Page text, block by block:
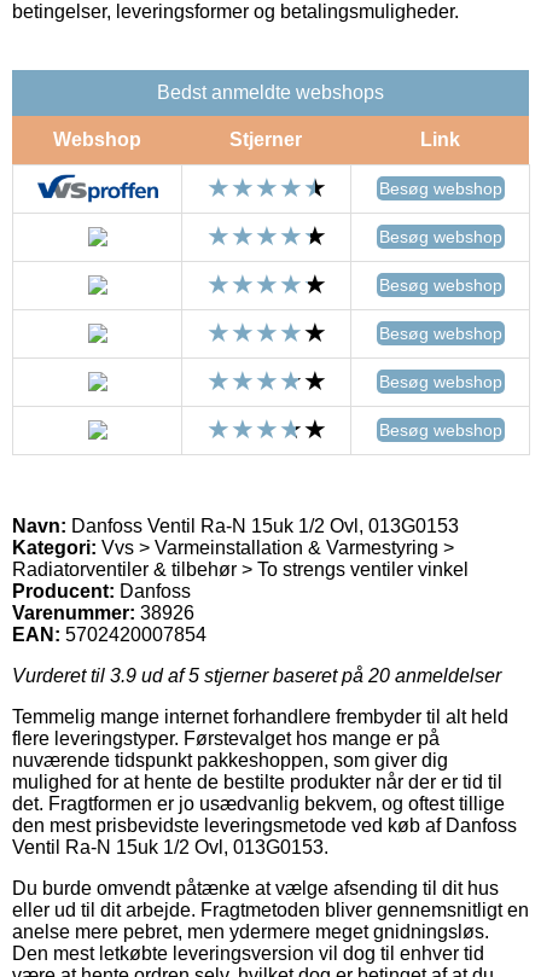
betingelser, leveringsformer og betalingsmuligheder.
Bedst anmeldte webshops
Webshop Stjerner Link
Besøg webshop
Besøg webshop
Besøg webshop
Besøg webshop
Besøg webshop
Besøg webshop
Navn: Danfoss Ventil Ra-N 15uk 1/2 Ovl, 013G0153
Kategori: Vvs > Varmeinstallation & Varmestyring >
Radiatorventiler & tilbehør > To strengs ventiler vinkel
Producent: Danfoss
Varenummer: 38926
EAN: 5702420007854
Vurderet til 3.9 ud af 5 stjerner baseret på 20 anmeldelser
Temmelig mange internet forhandlere frembyder til alt held
flere leveringstyper. Førstevalget hos mange er på
nuværende tidspunkt pakkeshoppen, som giver dig
mulighed for at hente de bestilte produkter når der er tid til
det. Fragtformen er jo usædvanlig bekvem, og oftest tillige
den mest prisbevidste leveringsmetode ved køb af Danfoss
Ventil Ra-N 15uk 1/2 Ovl, 013G0153.
Du burde omvendt påtænke at vælge afsending til dit hus
eller ud til dit arbejde. Fragtmetoden bliver gennemsnitligt en
anelse mere pebret, men ydermere meget gnidningsløs.
Den mest letkøbte leveringsversion vil dog til enhver tid